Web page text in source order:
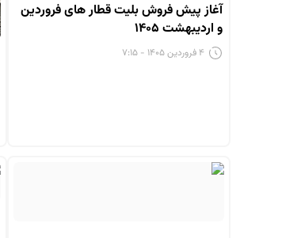
آغاز پیش فروش بلیت قطار های فروردین
و اردیبهشت ۱۴۰۵
۴ فروردین ۱۴۰۵ - ۷:۱۵